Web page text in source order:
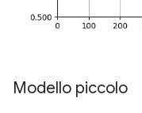
Epoch: 1300,
Epoch: 1400,
Modello piccolo